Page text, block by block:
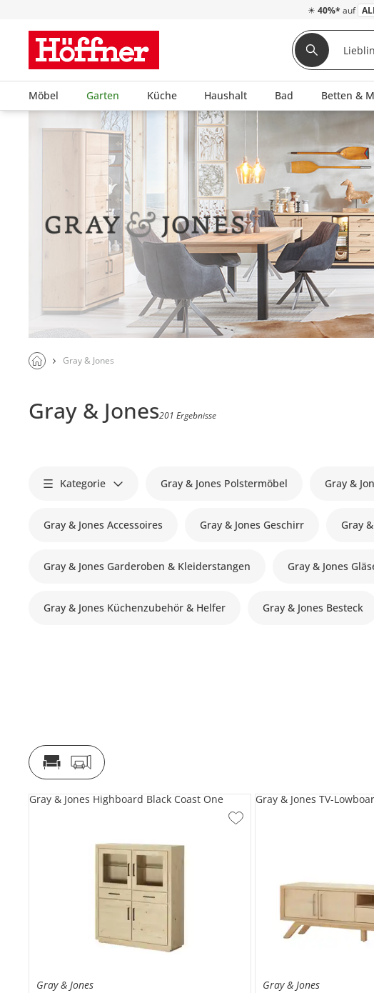
☀ 40%* auf
Möbel Garten Küche Haushalt Bad Betten &
Gray & Jones
Gray & Jones201 Ergebnisse
Kategorie Gray & Jones Polstermöbel Gray &
Gray & Jones Accessoires Gray & Jones Geschirr Gray
Gray & Jones Garderoben & Kleiderstangen Gray & Jones
Gray & Jones Küchenzubehör & Helfer Gray & Jones Besteck
Gray & Jones
Gray & Jones Highboard Black Coast One
Gray & Jones
Gray & Jones TV-